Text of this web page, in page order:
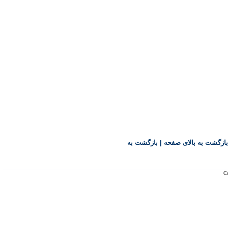
بازگشت به بالای صفحه بازگشت به